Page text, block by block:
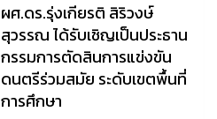
ผศ.ดร.รุ่งเกียรติ สิริวงษ์
สุวรรณ ได้รับเชิญเป็นประธาน
กรรมการตัดสินการแข่งขัน
ดนตรีร่วมสมัย ระดับเขตพื้นที่
การศึกษา